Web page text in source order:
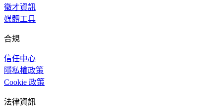
徵才資訊
媒體工具
合規
信任中心
隱私權政策
Cookie 政策
法律資訊